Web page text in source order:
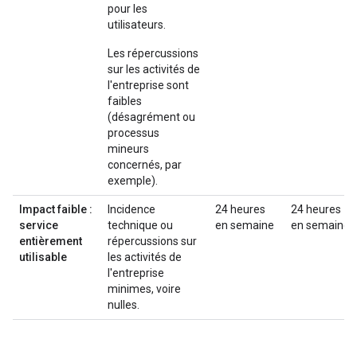
pour les
utilisateurs.
Les répercussions
sur les activités de
l'entreprise sont
faibles
(désagrément ou
processus
mineurs
concernés, par
exemple).
Impact faible :
service
entièrement
utilisable
Incidence
technique ou
répercussions sur
les activités de
l'entreprise
minimes, voire
nulles.
24 heures
en semaine
24 heures
en semaine